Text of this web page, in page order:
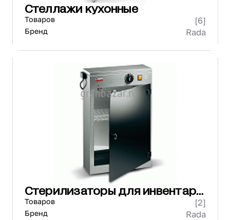
Стеллажи кухонные
Товаров [6]
Бренд Rada
Стерилизаторы для инвентаря
и посуды
Товаров [2]
Бренд Rada